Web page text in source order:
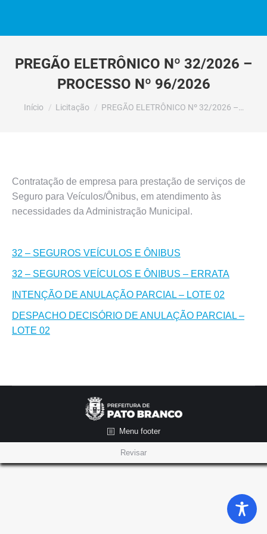
PREGÃO ELETRÔNICO Nº 32/2026 –
PROCESSO Nº 96/2026
Você está aqui:
Início Licitação PREGÃO ELETRÔNICO Nº 32/2026 –…
Contratação de empresa para prestação de serviços de
Seguro para Veículos/Ônibus, em atendimento às
necessidades da Administração Municipal.
32 – SEGUROS VEÍCULOS E ÔNIBUS
32 – SEGUROS VEÍCULOS E ÔNIBUS – ERRATA
INTENÇÃO DE ANULAÇÃO PARCIAL – LOTE 02
DESPACHO DECISÓRIO DE ANULAÇÃO PARCIAL –
LOTE 02
Menu footer
Revisar